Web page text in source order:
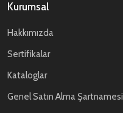
Kurumsal
Hakkımızda
Sertifikalar
Kataloglar
Genel Satın Alma Şartnamesi